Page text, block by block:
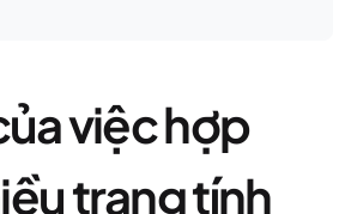
việc hợp
trang tính